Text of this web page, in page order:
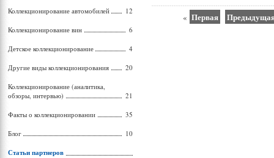
« Первая
Коллекционирование автомобилей 12
Коллекционирование вин 6
Детское коллекционирование 4
Другие виды коллекционирования 20
Коллекционирование (аналитика,
обзоры, интервью)
21
Факты о коллекционировании 35
Блог 10
Статьи партнеров